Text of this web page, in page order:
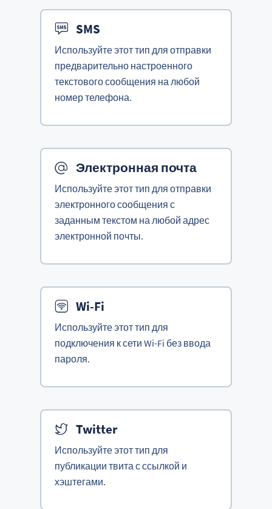
SMS
Используйте этот тип для отправки
предварительно настроенного
текстового сообщения на любой
номер телефона.
Электронная почта
Используйте этот тип для отправки
электронного сообщения с
заданным текстом на любой адрес
электронной почты.
Wi-Fi
Используйте этот тип для
подключения к сети Wi-Fi без ввода
пароля.
Twitter
Используйте этот тип для
публикации твита с ссылкой и
хэштегами.